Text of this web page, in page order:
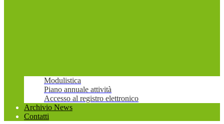
Modulistica
Piano annuale attività
Accesso al registro elettronico
Archivio News
Contatti